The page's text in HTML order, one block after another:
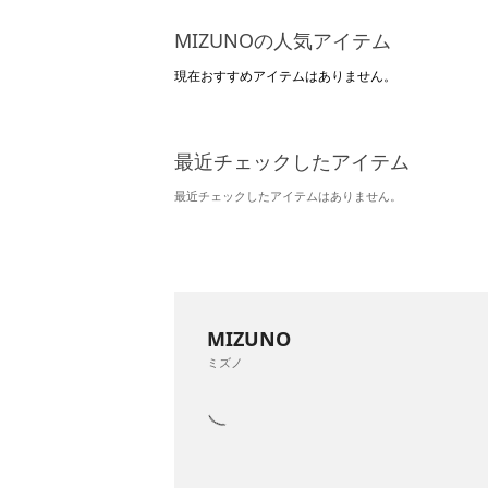
MIZUNOの人気アイテム
現在おすすめアイテムはありません。
最近チェックしたアイテム
最近チェックしたアイテムはありません。
MIZUNO
ミズノ